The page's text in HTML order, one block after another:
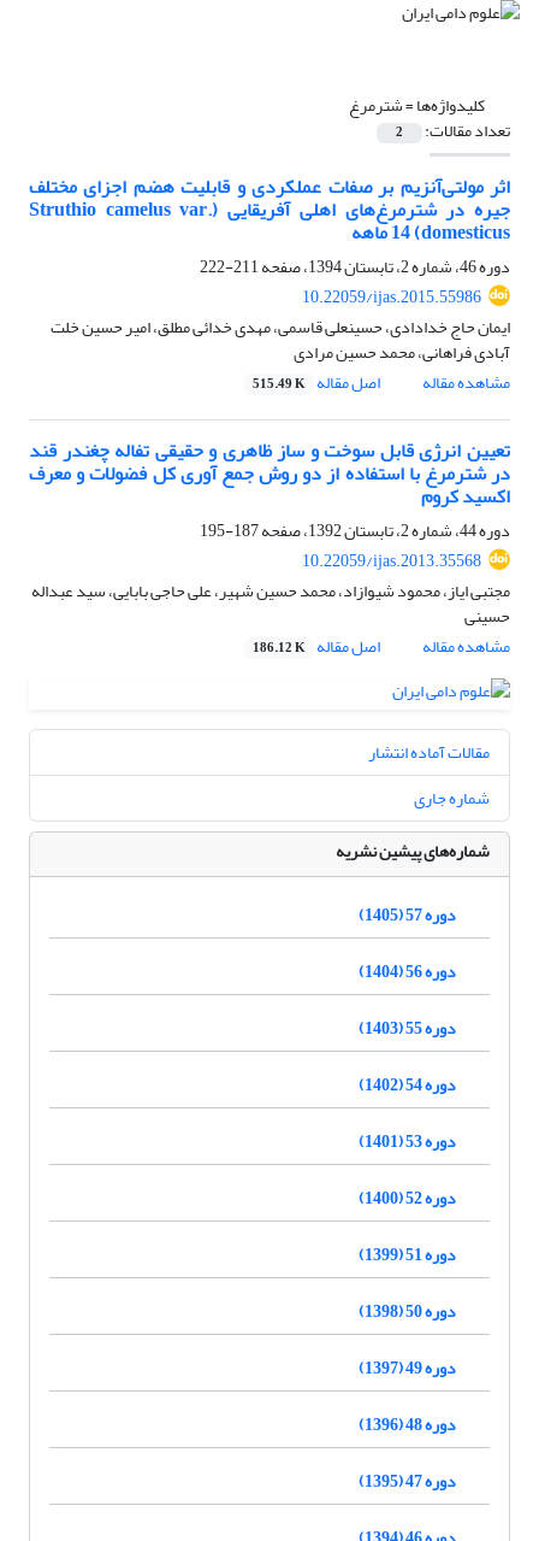
کلیدواژه‌ها =شترمرغ
تعداد مقالات: 2
اثر مولتی‌‌آنزیم بر صفات عملکردی و قابلیت هضم اجزای مختلف
جیره در شترمرغ‌های اهلی آفریقایی (Struthio camelus var.
domesticus) 14 ماهه
دوره 46، شماره 2، تابستان 1394، صفحه
211-222
10.22059/ijas.2015.55986
ایمان حاج خدادادی، حسینعلی قاسمی، مهدی خدائی مطلق، امیر حسین خلت
آبادی فراهانی، محمد حسین مرادی
مشاهده مقاله
اصل مقاله 515.49 K
تعیین انرژی قابل سوخت و ساز ظاهری و حقیقی تفاله چغندر قند
در شترمرغ با استفاده از دو روش جمع آوری کل فضولات و معرف
اکسید کروم
دوره 44، شماره 2، تابستان 1392، صفحه
187-195
10.22059/ijas.2013.35568
مجتبی ایاز، محمود شیوازاد، محمد حسین شهیر، علی حاجی بابایی، سید عبداله
حسینی
مشاهده مقاله
اصل مقاله 186.12 K
مقالات آماده انتشار
شماره جاری
شماره‌های پیشین نشریه
دوره 57 (1405)
دوره 56 (1404)
دوره 55 (1403)
دوره 54 (1402)
دوره 53 (1401)
دوره 52 (1400)
دوره 51 (1399)
دوره 50 (1398)
دوره 49 (1397)
دوره 48 (1396)
دوره 47 (1395)